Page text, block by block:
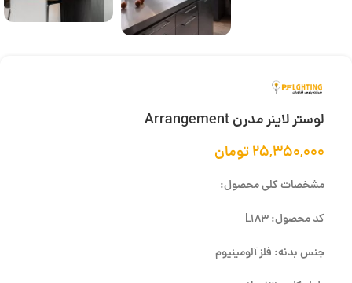
لوستر لاینر مدرن Arrangement
۲۵,۳۵۰,۰۰۰تومان
مشخصات کلی محصول:
کد محصول: L183
جنس بدنه: فلز آلومینیوم